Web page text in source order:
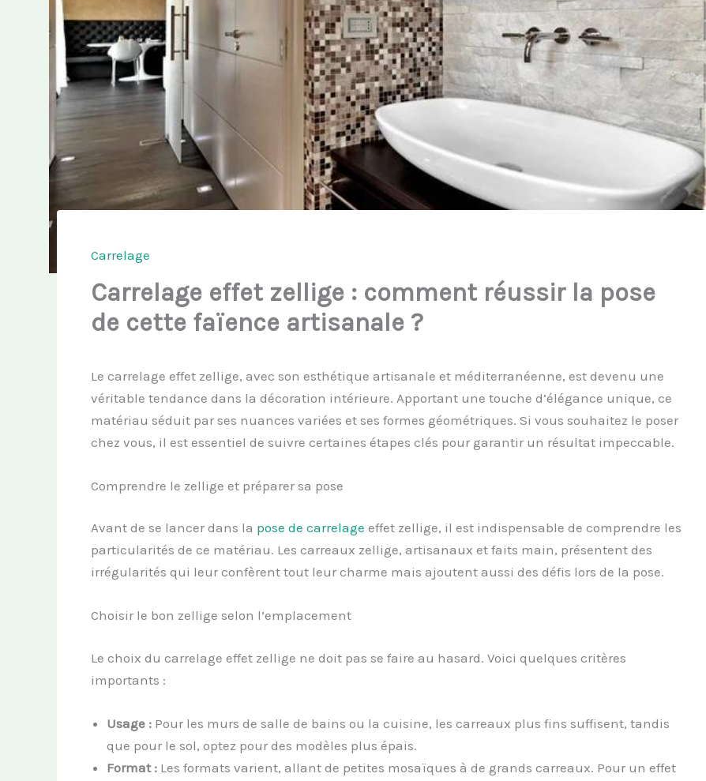
Carrelage
Carrelage effet zellige : comment réussir la pose
de cette faïence artisanale ?
Le carrelage effet zellige, avec son esthétique artisanale et méditerranéenne, est devenu une
véritable tendance dans la décoration intérieure. Apportant une touche d’élégance unique, ce
matériau séduit par ses nuances variées et ses formes géométriques. Si vous souhaitez le poser
chez vous, il est essentiel de suivre certaines étapes clés pour garantir un résultat impeccable.
Comprendre le zellige et préparer sa pose
Avant de se lancer dans la pose de carrelage effet zellige, il est indispensable de comprendre les
particularités de ce matériau. Les carreaux zellige, artisanaux et faits main, présentent des
irrégularités qui leur confèrent tout leur charme mais ajoutent aussi des défis lors de la pose.
Choisir le bon zellige selon l’emplacement
Le choix du carrelage effet zellige ne doit pas se faire au hasard. Voici quelques critères
importants :
Usage :Pour les murs de salle de bains ou la cuisine, les carreaux plus fins suffisent, tandis
que pour le sol, optez pour des modèles plus épais.
Format :Les formats varient, allant de petites mosaïques à de grands carreaux. Pour un effet